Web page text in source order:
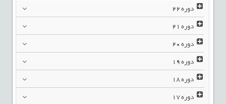
دوره22
دوره21
دوره20
دوره19
دوره18
دوره17